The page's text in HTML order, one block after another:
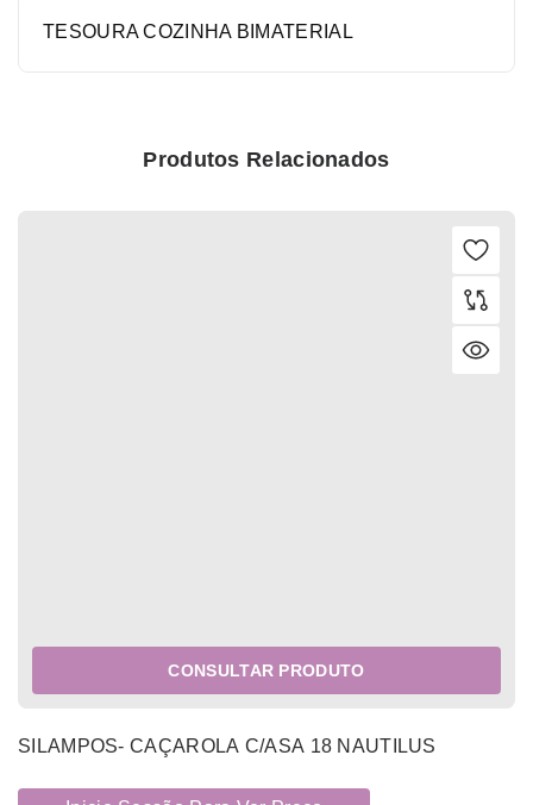
TESOURA COZINHA BIMATERIAL
Produtos Relacionados
CONSULTAR PRODUTO
SILAMPOS- CAÇAROLA C/ASA 18 NAUTILUS